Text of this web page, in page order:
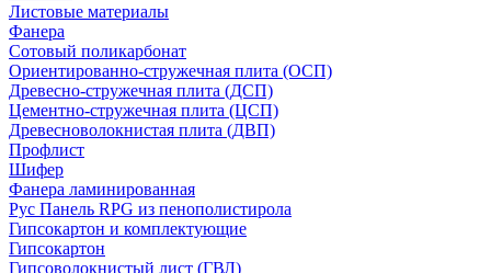
Листовые материалы
Фанера
Сотовый поликарбонат
Ориентированно-стружечная плита (ОСП)
Древесно-стружечная плита (ДСП)
Цементно-стружечная плита (ЦСП)
Древесноволокнистая плита (ДВП)
Профлист
Шифер
Фанера ламинированная
Рус Панель RPG из пенополистирола
Гипсокартон и комплектующие
Гипсокартон
Гипсоволокнистый лист (ГВЛ)